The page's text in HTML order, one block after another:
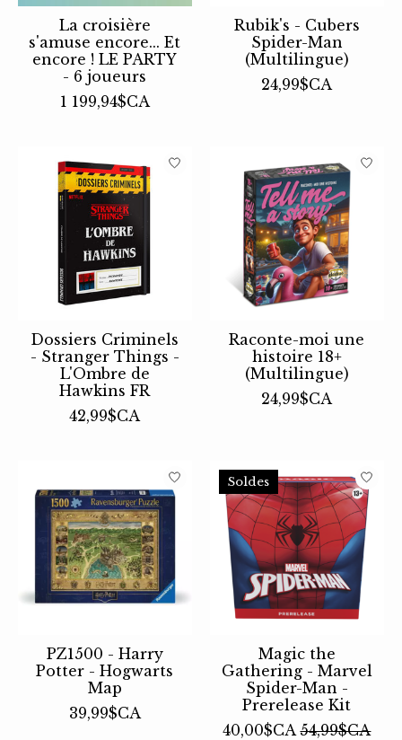
La croisière
s'amuse encore... Et
encore ! LE PARTY
- 6 joueurs
1 199,94$CA
Rubik's - Cubers
Spider-Man
(Multilingue)
24,99$CA
Dossiers Criminels
- Stranger Things -
L'Ombre de
Hawkins FR
42,99$CA
Raconte-moi une
histoire 18+
(Multilingue)
24,99$CA
PZ1500 - Harry
Potter - Hogwarts
Map
39,99$CA
Soldes
Magic the
Gathering - Marvel
Spider-Man -
Prerelease Kit
40,00$CA 54,99$CA